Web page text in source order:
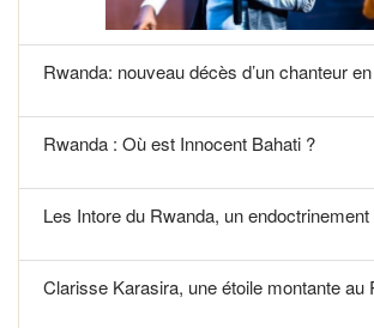
Rwanda: nouveau décès d’un chanteur
Rwanda : Où est Innocent Bahati ?
Les Intore du Rwanda, un
Clarisse Karasira, une étoile montante au